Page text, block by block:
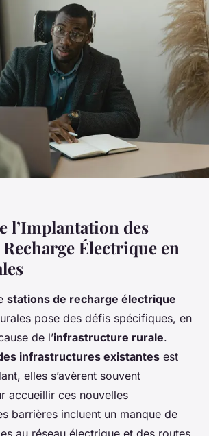
l’Implantation des
Électrique en
stations de recharge électrique
pose des défis spécifiques, en
de l’infrastructure rurale.
infrastructures existantes est
elles s’avèrent souvent
accueillir ces nouvelles
barrières incluent un manque de
au réseau électrique et des routes